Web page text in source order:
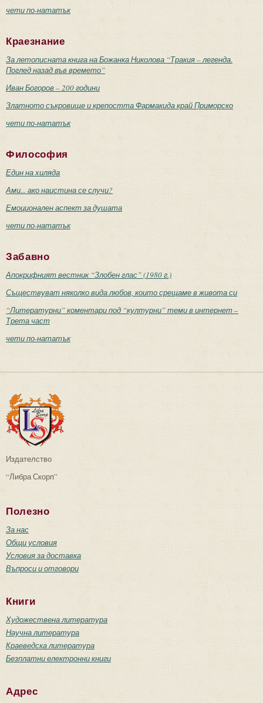
чети по-нататък
Краезнание
За летописната книга на Божанка Николова “Тракия – легенда.
Поглед назад във времето”
Иван Богоров – 200 години
Златното съкровище и крепостта Фармакида край Приморско
чети по-нататък
Философия
Един на хиляда
Ами... ако наистина се случи?
Емоционален аспект за душата
чети по-нататък
Забавно
Апокрифният вестник “Злобен глас” (1980 г.)
Съществуват няколко вида любов, които срещаме в живота си
“Литературни” коментари под “културни” теми в интернет –
Трета част
чети по-нататък
Издателство
“Либра Скорп”
Полезно
За нас
Общи условия
Условия за доставка
Въпроси и отговори
Книги
Художествена литература
Научна литература
Краеведска литература
Безплатни електронни книги
Адрес